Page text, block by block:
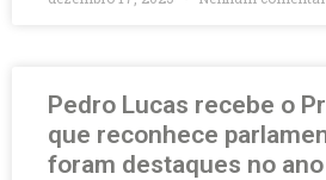
Pedro Lucas recebe o
que reconhece
foram destaques no